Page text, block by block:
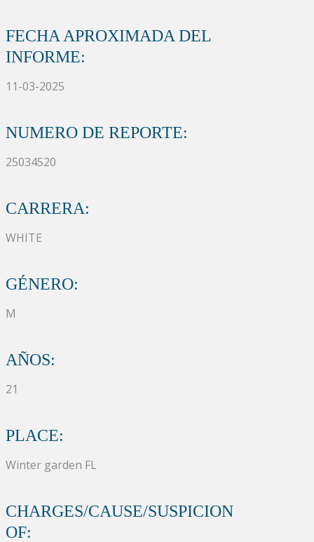
FECHA APROXIMADA DEL
INFORME:
11-03-2025
NUMERO DE REPORTE:
25034520
CARRERA:
WHITE
GÉNERO:
M
AÑOS:
21
PLACE:
Winter garden FL
CHARGES/CAUSE/SUSPICION
OF: